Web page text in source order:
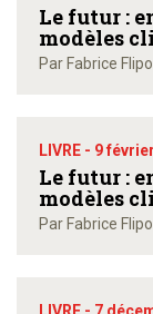
Le futur :
modèles
Par Fabrice Flipo
LIVRE - 9
Le futur :
modèles
Par Fabrice Flipo